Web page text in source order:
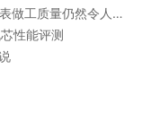
质量仍然令人满意？
性能评测